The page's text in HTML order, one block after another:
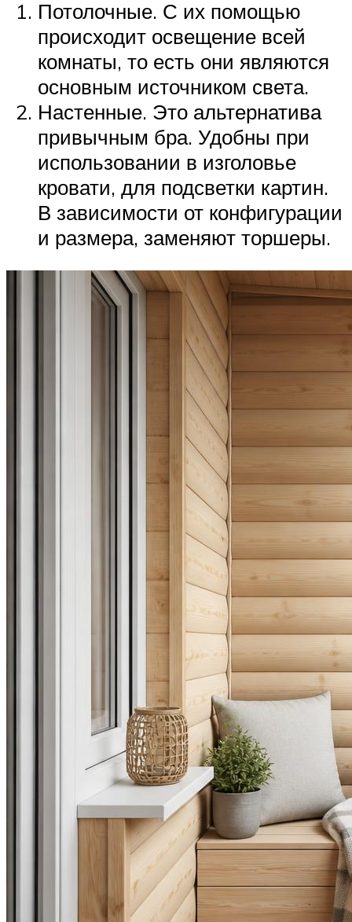
Потолочные. С их помощью
происходит освещение всей
комнаты, то есть они являются
основным источником света.
Настенные. Это альтернатива
привычным бра. Удобны при
использовании в изголовье
кровати, для подсветки картин.
В зависимости от конфигурации
и размера, заменяют торшеры.